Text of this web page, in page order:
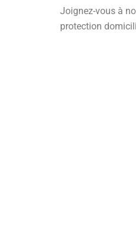
Joignez-vous à
protection